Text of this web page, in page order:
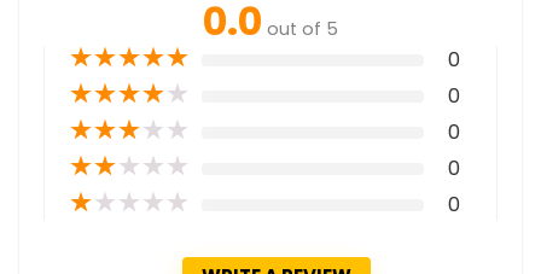
0.0 out of 5
★★★★★ 0
★★★★★ 0
★★★★★ 0
★★★★★ 0
★★★★★ 0